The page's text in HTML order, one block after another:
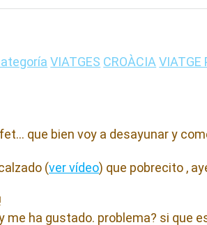
VIATGES CROÀCIA VIATGE
que bien voy a desayunar y
(ver vídeo) que pobrecito ,
ha gustado. problema? si que